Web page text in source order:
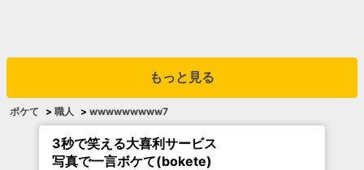
もっと見る
ボケて > 職人 > wwwwwwwww7
3秒で笑える大喜利サービス
写真で一言ボケて(bokete)